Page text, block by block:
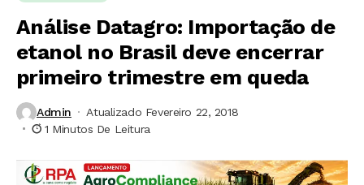
Análise Datagro: Importação de
etanol no Brasil deve encerrar
primeiro trimestre em queda
Admin
Atualizado Fevereiro 22, 2018
1 Minutos De Leitura